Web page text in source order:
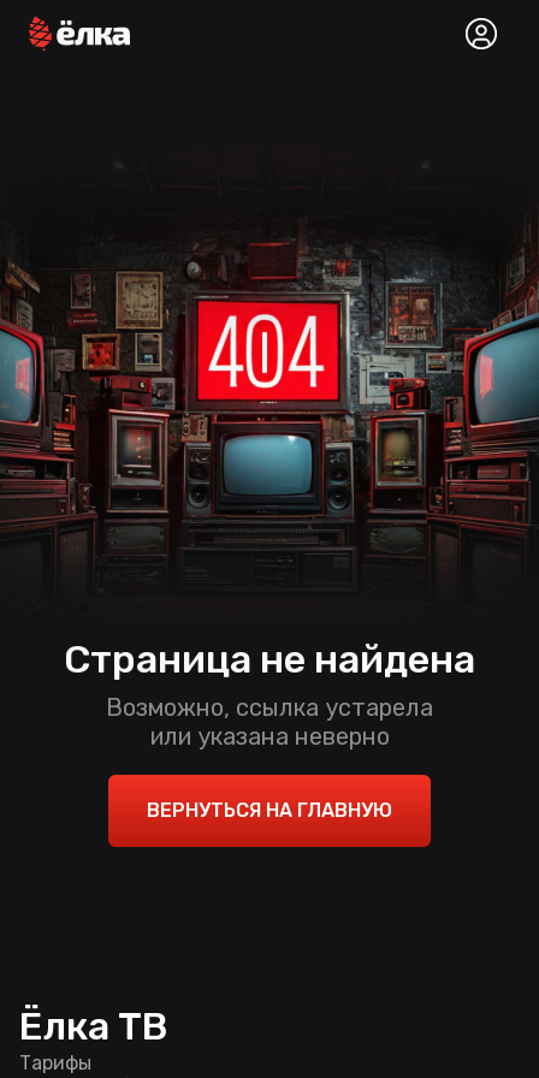
Страница не найдена
Возможно, ссылка устарела
или указана неверно
ВЕРНУТЬСЯ НА ГЛАВНУЮ
Ёлка ТВ
Тарифы